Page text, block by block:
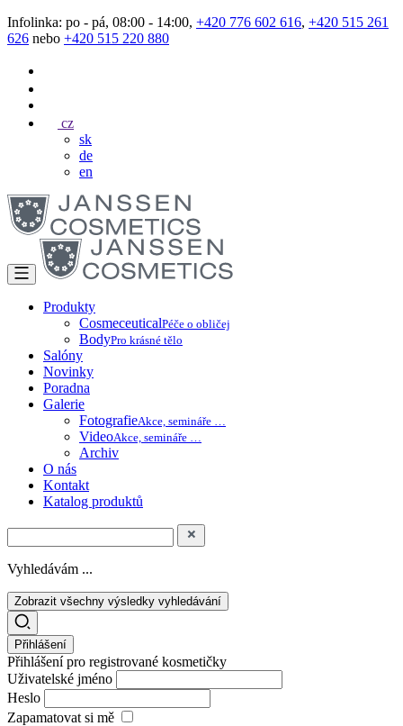
Infolinka: po - pá, 08:00 - 14:00, +420 776 602 616, +420 515 261
626 nebo +420 515 220 880
cz
sk
de
en
Produkty
CosmeceuticalPéče o obličej
BodyPro krásné tělo
Salóny
Novinky
Poradna
Galerie
FotografieAkce, semináře …
VideoAkce, semináře …
Archiv
O nás
Kontakt
Katalog produktů
Vyhledávám ...
Zobrazit všechny výsledky vyhledávání
Přihlášení
Přihlášení pro registrované kosmetičky
Uživatelské jméno
Heslo
Zapamatovat si mě